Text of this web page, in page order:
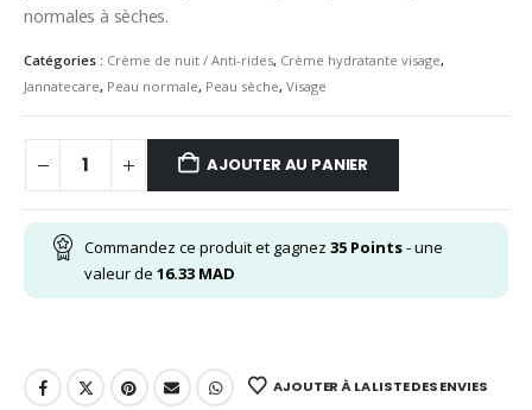
normales à sèches.
Catégories : Crème de nuit / Anti-rides, Crème hydratante visage,
Jannatecare, Peau normale, Peau sèche, Visage
AJOUTER AU PANIER
Commandez ce produit et gagnez 35 Points- une
valeur de 16.33 MAD
AJOUTER À LA LISTE DES ENVIES